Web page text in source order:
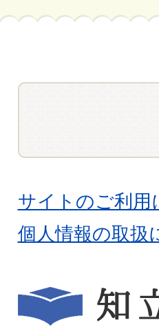
サイトのご利用
個人情報の取扱